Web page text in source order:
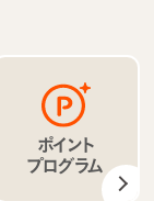
ポイント
プログラム